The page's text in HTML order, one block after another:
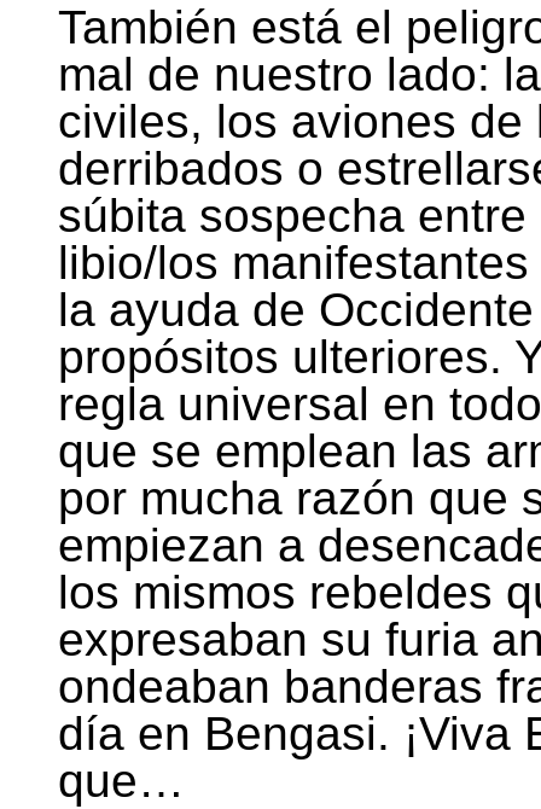
También está el
mal de nuestro lado:
civiles, los aviones de
derribados o
súbita sospecha
libio/los
la ayuda de
propósitos ulteriores.
regla universal en
que se emplean las
por mucha razón que
empiezan a
los mismos rebeldes
expresaban su furia
ondeaban banderas
día en Bengasi. ¡Viva
que…